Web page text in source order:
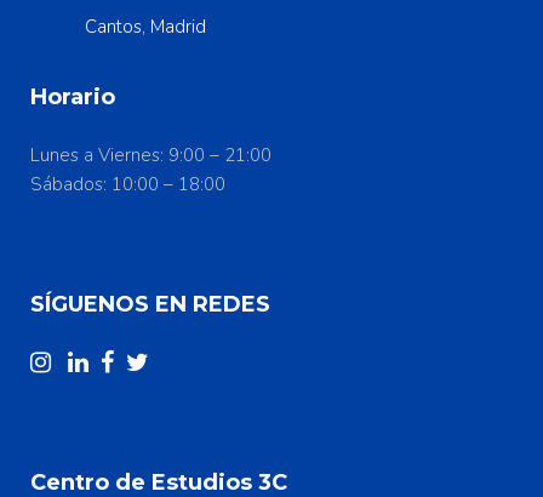
Cantos, Madrid
Horario
Lunes a Viernes: 9:00 – 21:00
Sábados: 10:00 – 18:00
SÍGUENOS EN REDES
Centro de Estudios 3C